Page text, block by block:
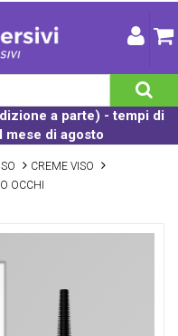
a parte) - tempi di
mese di agosto
CREME VISO
OCCHI